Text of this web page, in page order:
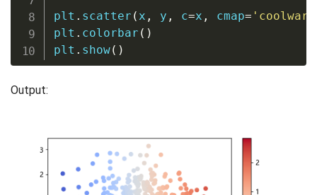
plt . scatter ( x , y , c=x , cmap=
plt . colorbar ( )
plt . show( )
Output: